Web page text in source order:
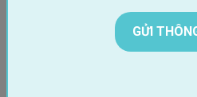
Thực hiện thành công: 3000+
1000+ ca trồng răng